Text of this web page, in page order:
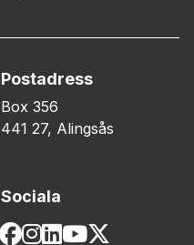
Postadress
Box 356
441 27, Alingsås
Sociala